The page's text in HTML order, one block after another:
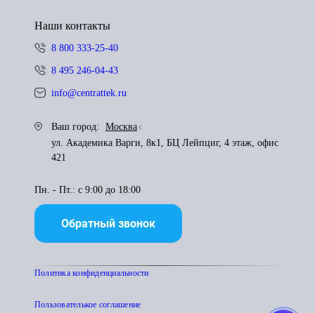
Наши контакты
8 800 333-25-40
8 495 246-04-43
info@centrattek.ru
Ваш город:
Москва
ул. Академика Варги, 8к1, БЦ Лейпциг, 4 этаж, офис
421
Пн. - Пт.: с 9:00 до 18:00
Обратный звонок
Политика конфиденциальности
Пользователькое соглашение